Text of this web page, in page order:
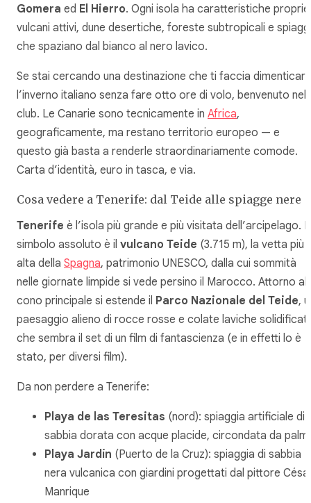
Gomera ed El Hierro. Ogni isola ha caratteristiche
vulcani attivi, dune desertiche, foreste subtropicali e
che spaziano dal bianco al nero lavico.
Se stai cercando una destinazione che ti faccia dimenticare
l’inverno italiano senza fare otto ore di volo, benvenuto nel
club. Le Canarie sono tecnicamente in Africa,
geograficamente, ma restano territorio europeo — e
questo già basta a renderle straordinariamente comode.
Carta d’identità, euro in tasca, e via.
Cosa vedere a Tenerife: dal Teide alle spiagge nere
Tenerife è l’isola più grande e più visitata dell’arcipelago. Il
simbolo assoluto è il vulcano Teide (3.715 m), la vetta più
alta della Spagna, patrimonio UNESCO, dalla cui sommità
nelle giornate limpide si vede persino il Marocco. Attorno al
cono principale si estende il Parco Nazionale del Teide,
paesaggio alieno di rocce rosse e colate laviche
che sembra il set di un film di fantascienza (e in effetti lo è
stato, per diversi film).
Da non perdere a Tenerife:
Playa de las Teresitas (nord): spiaggia artificiale di
sabbia dorata con acque placide, circondata da
Playa Jardín (Puerto de la Cruz): spiaggia di sabbia
nera vulcanica con giardini progettati dal pittore
Manrique